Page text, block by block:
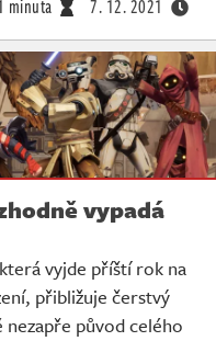
minuta 7. 12. 2021
vypadá
vyjde příští rok na
přibližuje čerstvý
původ celého